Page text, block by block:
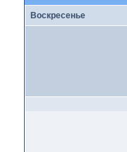
Воскресенье